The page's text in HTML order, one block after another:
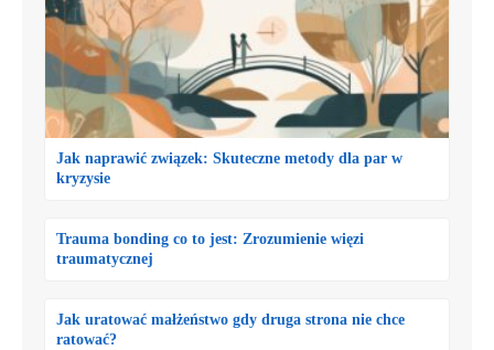
Jak naprawić związek: Skuteczne metody dla par w
kryzysie
Trauma bonding co to jest: Zrozumienie więzi
traumatycznej
Jak uratować małżeństwo gdy druga strona nie chce
ratować?